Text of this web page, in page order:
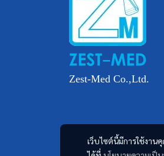
เว็บไซต์นี้มีการใช้งา
Zest-Med Co.,Ltd.